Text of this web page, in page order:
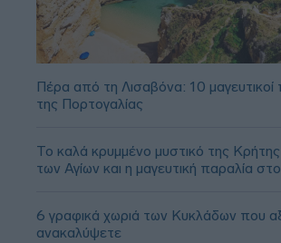
Πέρα από τη Λισαβόνα: 10 μαγευτικοί
της Πορτογαλίας
Το καλά κρυμμένο μυστικό της
των Αγίων και η μαγευτική παραλία
6 γραφικά χωριά των Κυκλάδων που
ανακαλύψετε